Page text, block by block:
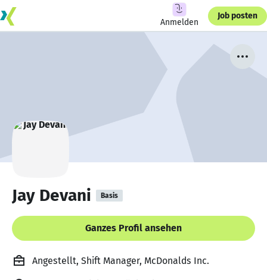
Anmelden
Job posten
Jay Devani Basis
Ganzes Profil ansehen
Angestellt, Shift Manager, McDonalds Inc.